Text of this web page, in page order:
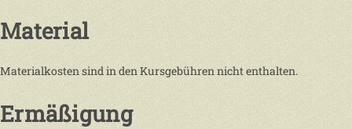
Material
Materialkosten sind in den Kursgebühren nicht enthalten.
Ermäßigung